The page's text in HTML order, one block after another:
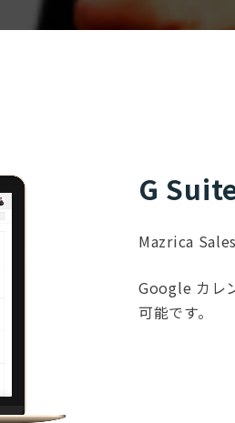
G
Mazrica
Google カレ
可能です。